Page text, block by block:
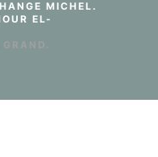
MICHEL.
EL-